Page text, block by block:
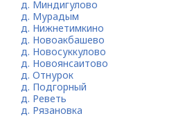
д. Миндигулово
д. Мурадым
д. Нижнетимкино
д. Новоакбашево
д. Новосуккулово
д. Новоянсаитово
д. Отнурок
д. Подгорный
д. Реветь
д. Рязановка